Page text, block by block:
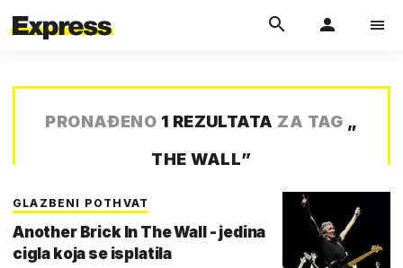
PRONAĐENO 1 REZULTATA ZA TAG „
THE WALL”
GLAZBENI POTHVAT
Another Brick In The Wall - jedina
cigla koja se isplatila